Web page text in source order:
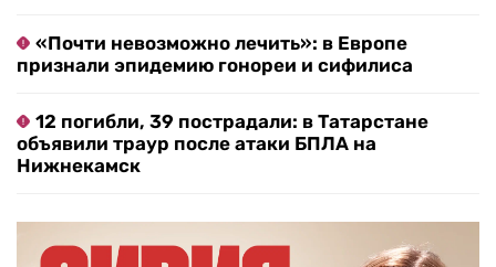
«Почти невозможно лечить»: в Европе
признали эпидемию гонореи и сифилиса
12 погибли, 39 пострадали: в Татарстане
объявили траур после атаки БПЛА на
Нижнекамск